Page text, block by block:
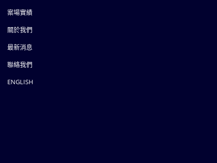
案場實績
關於我們
最新消息
聯絡我們
ENGLISH